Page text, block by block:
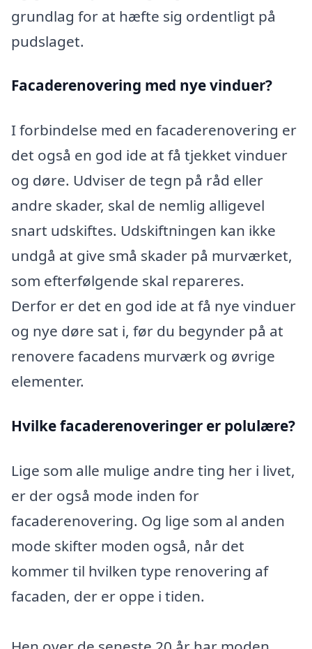
grundlag for at hæfte sig ordentligt på
pudslaget.
Facaderenovering med nye vinduer?
I forbindelse med en facaderenovering er
det også en god ide at få tjekket vinduer
og døre. Udviser de tegn på råd eller
andre skader, skal de nemlig alligevel
snart udskiftes. Udskiftningen kan ikke
undgå at give små skader på murværket,
som efterfølgende skal repareres.
Derfor er det en god ide at få nye vinduer
og nye døre sat i, før du begynder på at
renovere facadens murværk og øvrige
elementer.
Hvilke facaderenoveringer er polulære?
Lige som alle mulige andre ting her i livet,
er der også mode inden for
facaderenovering. Og lige som al anden
mode skifter moden også, når det
kommer til hvilken type renovering af
facaden, der er oppe i tiden.